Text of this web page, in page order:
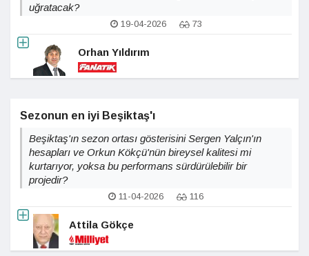
uğratacak?
19-04-2026 73
Orhan Yıldırım
Sezonun en iyi Beşiktaş'ı
Beşiktaş'ın sezon ortası gösterisini Sergen Yalçın'ın
hesapları ve Orkun Kökçü'nün bireysel kalitesi mi
kurtarıyor, yoksa bu performans sürdürülebilir bir
projedir?
11-04-2026 116
Attila Gökçe